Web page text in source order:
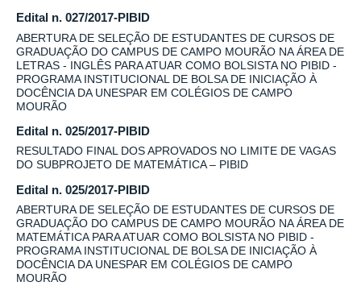
Edital n. 027/2017-PIBID
ABERTURA DE SELEÇÃO DE ESTUDANTES DE CURSOS DE
GRADUAÇÃO DO CAMPUS DE CAMPO MOURÃO NA ÁREA DE
LETRAS - INGLÊS PARA ATUAR COMO BOLSISTA NO PIBID -
PROGRAMA INSTITUCIONAL DE BOLSA DE INICIAÇÃO À
DOCÊNCIA DA UNESPAR EM COLÉGIOS DE CAMPO
MOURÃO
Edital n. 025/2017-PIBID
RESULTADO FINAL DOS APROVADOS NO LIMITE DE VAGAS
DO SUBPROJETO DE MATEMÁTICA – PIBID
Edital n. 025/2017-PIBID
ABERTURA DE SELEÇÃO DE ESTUDANTES DE CURSOS DE
GRADUAÇÃO DO CAMPUS DE CAMPO MOURÃO NA ÁREA DE
MATEMÁTICA PARA ATUAR COMO BOLSISTA NO PIBID -
PROGRAMA INSTITUCIONAL DE BOLSA DE INICIAÇÃO À
DOCÊNCIA DA UNESPAR EM COLÉGIOS DE CAMPO
MOURÃO